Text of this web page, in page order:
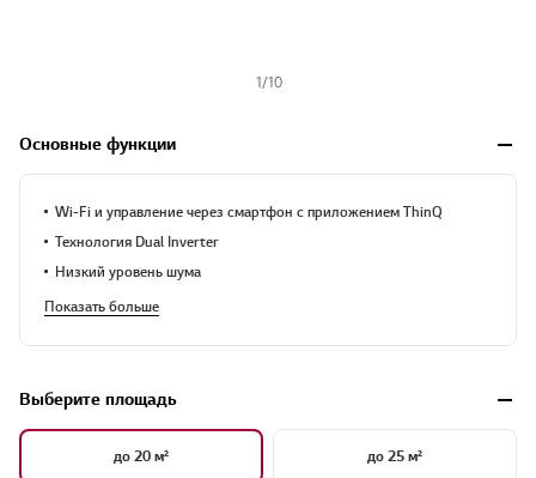
1/10
Основные функции
Wi-Fi и управление через смартфон с приложением ThinQ
Технология Dual Inverter
Низкий уровень шума
Показать больше
Выберите площадь
до 20 м² до 25 м²